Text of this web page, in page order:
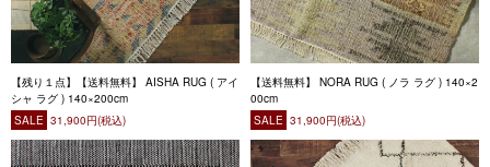
【残り１点】【送料無料】 AISHA RUG ( アイ
シャ ラグ ) 140×200cm
SALE 31,900円(税込)
【送料無料】 NORA RUG ( ノラ ラグ ) 140×2
00cm
SALE 31,900円(税込)